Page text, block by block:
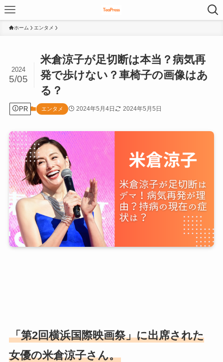
ホーム エンタメ
米倉涼子が足切断は本当？病気再
発で歩けない？車椅子の画像はあ
る？
2024
5/05
PR エンタメ 2024年5月4日 2024年5月5日
「第2回横浜国際映画祭」に出席された
女優の米倉涼子さん。